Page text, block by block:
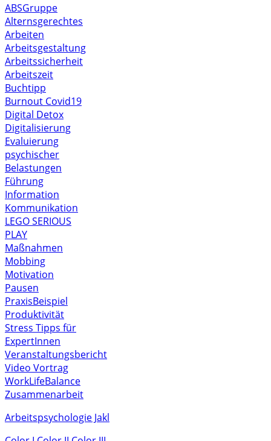
ABSGruppe
Alternsgerechtes
Arbeiten
Arbeitsgestaltung
Arbeitssicherheit
Arbeitszeit
Buchtipp
Burnout Covid19
Digital Detox
Digitalisierung
Evaluierung
psychischer
Belastungen
Führung
Information
Kommunikation
LEGO SERIOUS
PLAY
Maßnahmen
Mobbing
Motivation
Pausen
PraxisBeispiel
Produktivität
Stress Tipps für
ExpertInnen
Veranstaltungsbericht
Video Vortrag
WorkLifeBalance
Zusammenarbeit
Arbeitspsychologie Jakl